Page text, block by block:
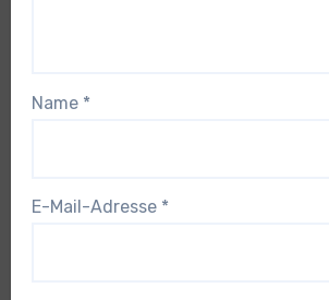
Name *
E-Mail-Adresse *